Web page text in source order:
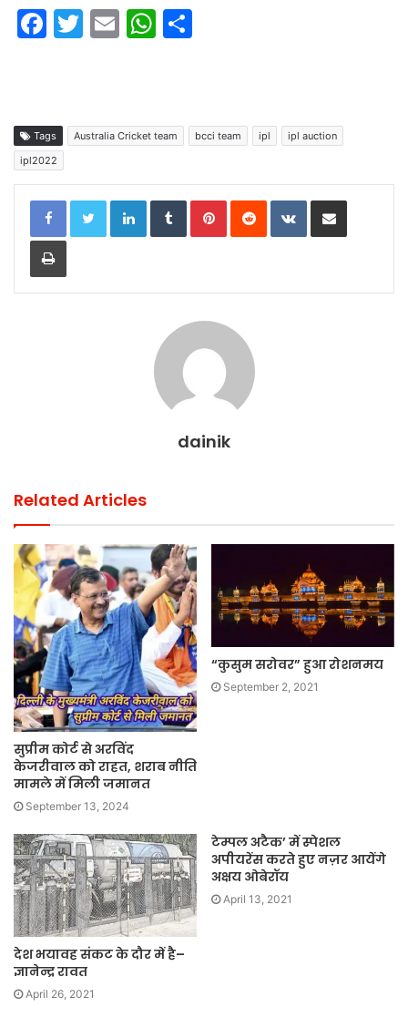
F
b
o
o
k
T
E
W
A
p
Tags Australia Cricket team bcci team ipl
ipl auction
ipl2022
LinkedInTumblrPinterestReddit VKontakteShare via Email
Print
dainik
Related Articles
सुप्रीम कोर्ट से अरविंद
केजरीवाल को राहत, शराब नीति
मामले में मिली जमानत
September 13, 2024
“कुसुम सरोवर” हुआ रोशनमय
September 2, 2021
देश भयावह संकट के दौर में है–
ज्ञानेन्द्र रावत
April 26, 2021
टेम्पल अटैक’ में स्पेशल
अपीयरेंस करते हुए नज़र आयेंगे
अक्षय ओबेरॉय
April 13, 2021